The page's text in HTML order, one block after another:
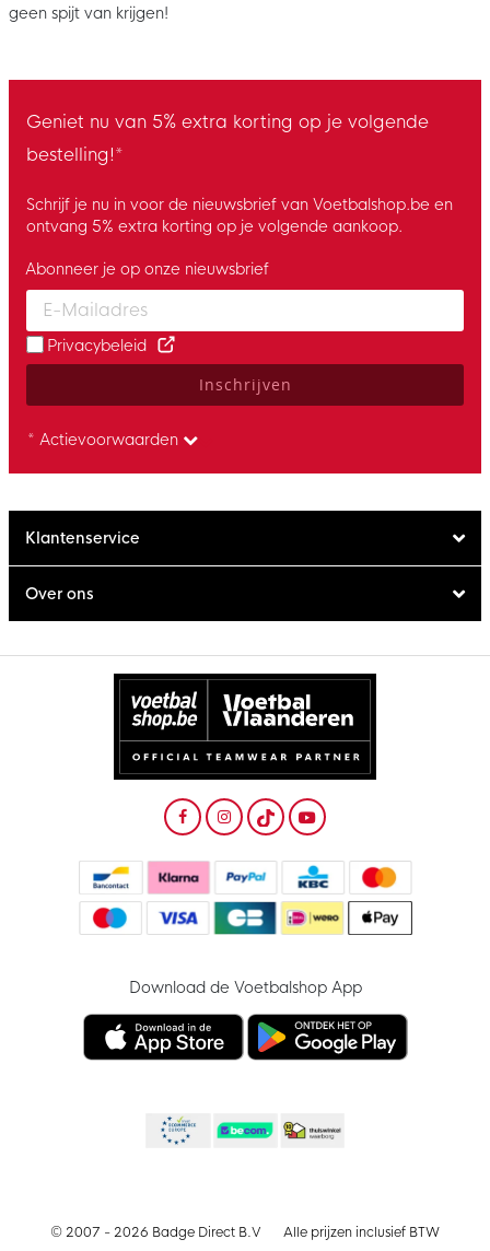
geen spijt van krijgen!
Geniet nu van 5% extra korting op je volgende
bestelling!*
Schrijf je nu in voor de nieuwsbrief van Voetbalshop.be en
ontvang 5% extra korting op je volgende aankoop.
Enter your email and accept the privacy policy to subscribe to
Abonneer je op onze nieuwsbrief
Privacybeleid
Inschrijven
* Actievoorwaarden
Klantenservice
Over ons
Download de Voetbalshop App
© 2007 - 2026 Badge Direct B.V
Alle prijzen inclusief BTW